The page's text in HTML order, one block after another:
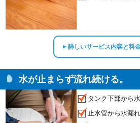
▲詳しいサービス内容と料
水が止まらず流れ続ける。
タンク下部から
止水管から水漏れ